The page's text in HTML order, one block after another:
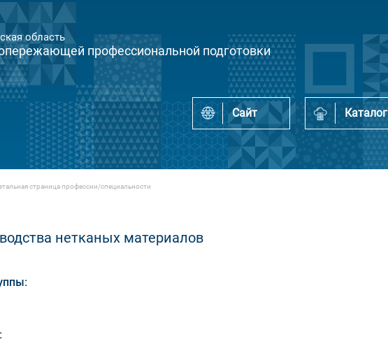
область
профессиональной подготовки
Сайт Каталог
страница профессии/специальности
нетканых материалов